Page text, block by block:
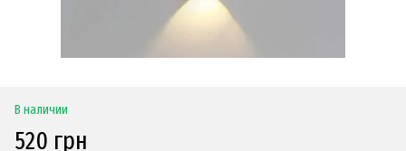
В наличии
520 грн